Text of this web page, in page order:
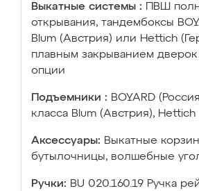
Выкатные системы :
ПВШ
открывания, тандембоксы
Blum (Австрия) или Hettich
плавным закрыванием
опции
Подъемники : BOYARD
класса Blum (Австрия), Hettich
Аксессуары: Выкатные
бутылочницы, волшебные
Ручки: BU 020.160.19 Ручка